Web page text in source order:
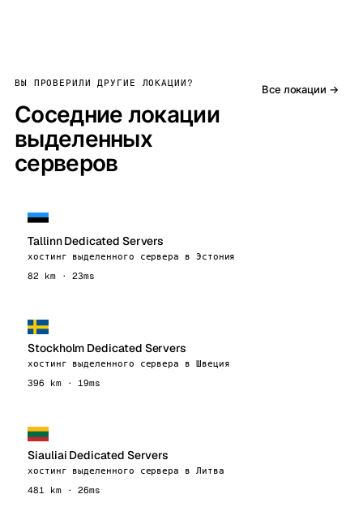
ВЫ ПРОВЕРИЛИ ДРУГИЕ ЛОКАЦИИ?
Соседние локации
выделенных
серверов
Все локации →
Tallinn Dedicated Servers
хостинг выделенного сервера в Эстония
82 km · 23ms
Stockholm Dedicated Servers
хостинг выделенного сервера в Швеция
396 km · 19ms
Siauliai Dedicated Servers
хостинг выделенного сервера в Литва
481 km · 26ms